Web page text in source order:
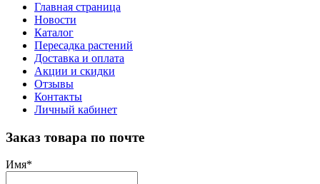
Главная страница
Новости
Каталог
Пересадка растений
Доставка и оплата
Акции и скидки
Отзывы
Контакты
Личный кабинет
Заказ товара по почте
Имя*